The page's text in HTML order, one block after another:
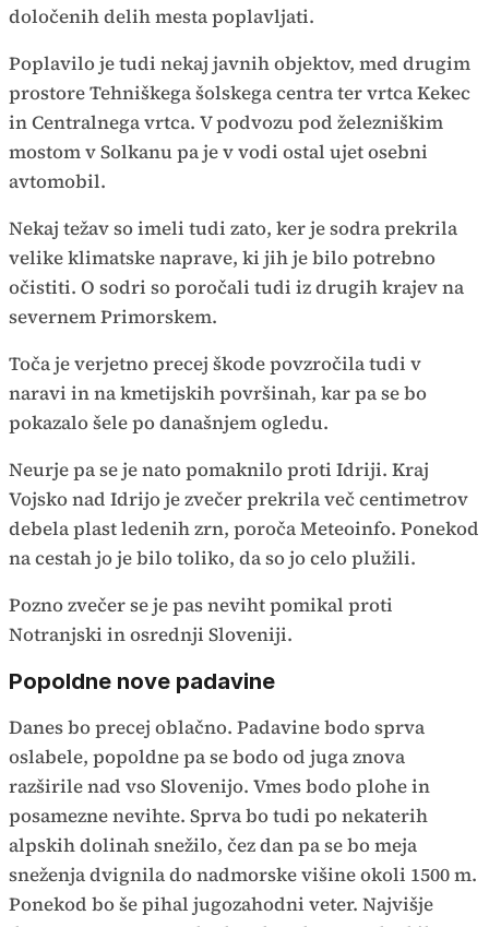
določenih delih mesta poplavljati.
Poplavilo je tudi nekaj javnih objektov, med drugim
prostore Tehniškega šolskega centra ter vrtca Kekec
in Centralnega vrtca. V podvozu pod železniškim
mostom v Solkanu pa je v vodi ostal ujet osebni
avtomobil.
Nekaj težav so imeli tudi zato, ker je sodra prekrila
velike klimatske naprave, ki jih je bilo potrebno
očistiti. O sodri so poročali tudi iz drugih krajev na
severnem Primorskem.
Toča je verjetno precej škode povzročila tudi v
naravi in na kmetijskih površinah, kar pa se bo
pokazalo šele po današnjem ogledu.
Neurje pa se je nato pomaknilo proti Idriji. Kraj
Vojsko nad Idrijo je zvečer prekrila več centimetrov
debela plast ledenih zrn, poroča Meteoinfo. Ponekod
na cestah jo je bilo toliko, da so jo celo plužili.
Pozno zvečer se je pas neviht pomikal proti
Notranjski in osrednji Sloveniji.
Popoldne nove padavine
Danes bo precej oblačno. Padavine bodo sprva
oslabele, popoldne pa se bodo od juga znova
razširile nad vso Slovenijo. Vmes bodo plohe in
posamezne nevihte. Sprva bo tudi po nekaterih
alpskih dolinah snežilo, čez dan pa se bo meja
sneženja dvignila do nadmorske višine okoli 1500 m.
Ponekod bo še pihal jugozahodni veter. Najvišje